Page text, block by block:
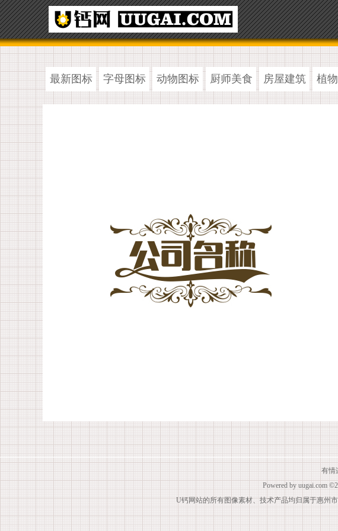
最新图标 字母图标 动物图标 厨师美食 房屋建筑 植
有情
Powered by uugai.com
U钙网站的所有图像素材、技术产品均归属于惠州